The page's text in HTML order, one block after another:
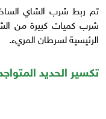
تم ربط شرب الشاي
شرب كميات كبيرة من
الرئيسية لسرطان المريء.
تكسير الحديد